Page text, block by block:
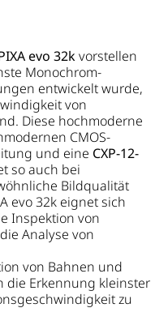
evo 32kvorstellen
Monochrom-
entwickelt wurde,
von
Diese hochmoderne
CMOS-
und eine CXP-12-
so auch bei
Bildqualität
evo 32k eignet sich
Inspektion von
Analyse von
von Bahnen und
die Erkennung kleinster
zu